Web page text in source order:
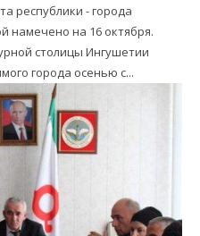
республики - города
намечено на 16 октября.
столицы Ингушетии
города осенью с...